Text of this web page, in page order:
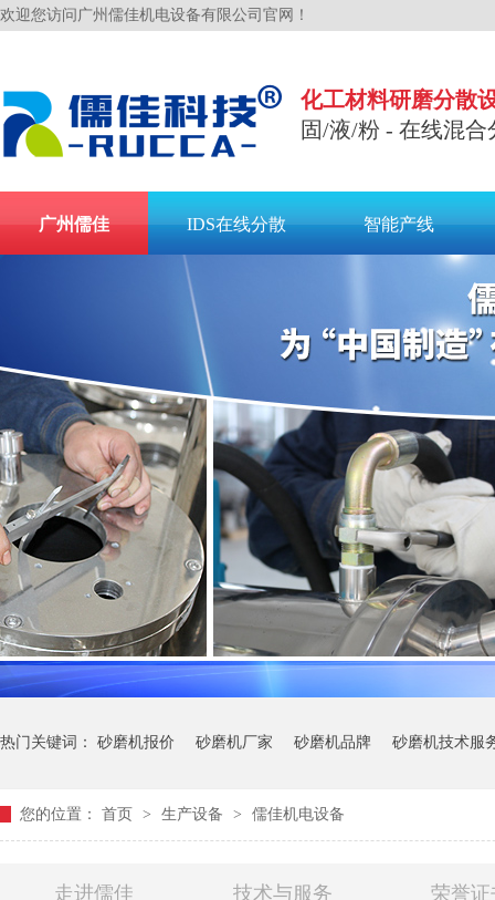
欢迎您访问广州儒佳机电设备有限公司官网！
化工材料研磨分
固/液/粉 - 在线混
广州儒佳 IDS在线分散 智能产线
热门关键词： 砂磨机报价 砂磨机厂家 砂磨机品牌 砂磨机技术服
您的位置： 首页 > 生产设备 > 儒佳机电设备
走进儒佳 技术与服务 荣誉证